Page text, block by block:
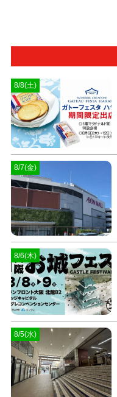
8/8(土)
8/7(金)
8/6(木)
8/5(水)